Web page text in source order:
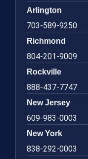
Arlington
703-589-9250
Richmond
804-201-9009
Rockville
888-437-7747
New Jersey
609-983-0003
New York
838-292-0003